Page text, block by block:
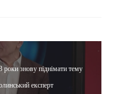
роки знову піднімати тему
експерт